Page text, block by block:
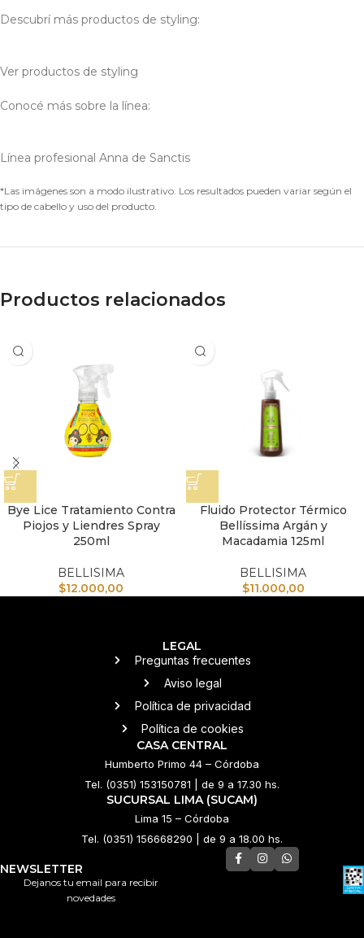
Descubrí más productos de styling:
Ver productos de styling
Conocé más sobre la línea:
Línea profesional Anna de Sanctis
*Las imágenes son a modo ilustrativo. Los resultados pueden variar según el
tipo de cabello y uso del producto.
Productos relacionados
Bye Lice Tratamiento Contra
Piojos y Liendres Spray
250ml
BELLISIMA
$12.000,00
Fluido Protector Térmico
Bellíssima Argán y
Macadamia 125ml
BELLISIMA
$11.000,00
LEGAL
Preguntas frecuentes
Aviso legal
Política de privacidad
Política de cookies
CASA CENTRAL
Humberto Primo 44 – Córdoba
Tel. (0351) 153150781 | de 9 a 17.30 hs.
SUCURSAL LIMA (SUCAM)
Lima 15 – Córdoba
Tel. (0351) 156668290 | de 9 a 18.00 hs.
NEWSLETTER
Dejanos tu email para recibir
novedades